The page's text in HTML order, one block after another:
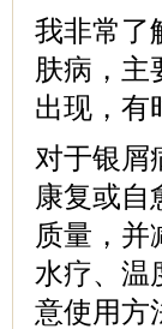
我非常了
肤病，主
出现，有
对于银屑
康复或自
质量，并
水疗、温
意使用方